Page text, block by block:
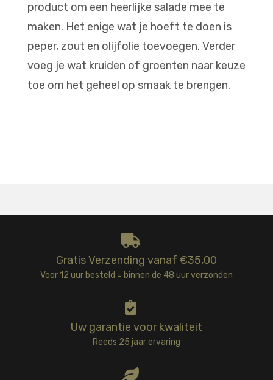
product om een heerlijke salade mee te
maken. Het enige wat je hoeft te doen is
peper, zout en olijfolie toevoegen. Verder
voeg je wat kruiden of groenten naar keuze
toe om het geheel op smaak te brengen.
Gratis Verzending vanaf €35,00
Voor 12 uur besteld = binnen de 48 uur verzonden
Uw garantie voor kwaliteit
Reeds 25 jaar ervaring